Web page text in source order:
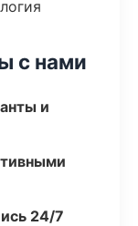
с нами
и
24/7